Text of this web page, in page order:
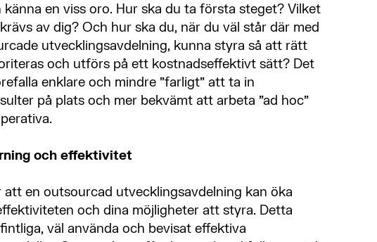
en viss oro. Hur ska du ta första steget? Vilket
av dig? Och hur ska du, när du väl står där med
utvecklingsavdelning, kunna styra så att rätt
och utförs på ett kostnadseffektivt sätt? Det
enklare och mindre ”farligt” att ta in
på plats och mer bekvämt att arbeta ”ad hoc”
och effektivitet
att en outsourcad utvecklingsavdelning kan öka
och dina möjligheter att styra. Detta
väl använda och bevisat effektiva